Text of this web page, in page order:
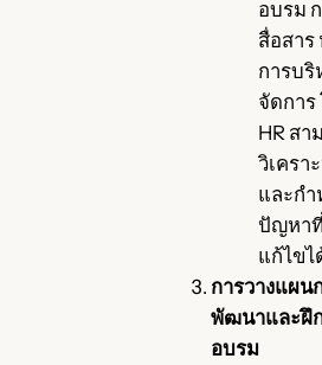
อบรม
สื่อสาร
การบริ
จัดการ
HR สา
วิเครา
และก
ปัญหา
แก้ไขไ
การวางแผน
พัฒนาและฝึ
อบรม